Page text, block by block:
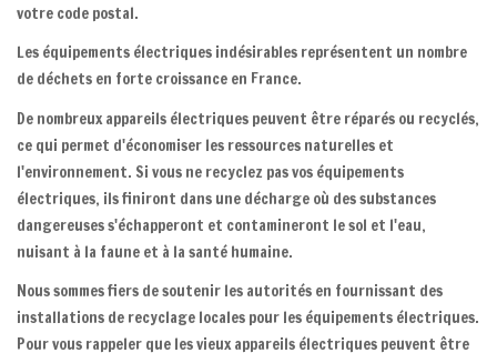
votre code postal.
Les équipements électriques indésirables représentent un nombre
de déchets en forte croissance en France.
De nombreux appareils électriques peuvent être réparés ou recyclés,
ce qui permet d'économiser les ressources naturelles et
l'environnement. Si vous ne recyclez pas vos équipements
électriques, ils finiront dans une décharge où des substances
dangereuses s'échapperont et contamineront le sol et l'eau,
nuisant à la faune et à la santé humaine.
Nous sommes fiers de soutenir les autorités en fournissant des
installations de recyclage locales pour les équipements électriques.
Pour vous rappeler que les vieux appareils électriques peuvent être